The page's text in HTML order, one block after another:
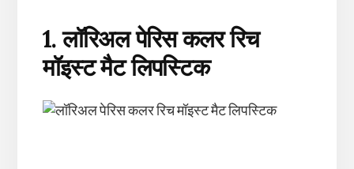
1. लॉरिअलपेरिसकलररिच
मॉइस्टमैटलिपस्टिक